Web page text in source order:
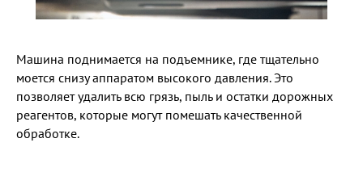
Машина поднимается на подъемнике, где тщательно
моется снизу аппаратом высокого давления. Это
позволяет удалить всю грязь, пыль и остатки дорожных
реагентов, которые могут помешать качественной
обработке.